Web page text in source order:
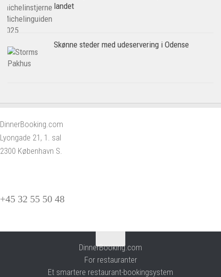
landet
Skønne steder med udeservering i Odense
DinnerBooking.com
Lyongade 21, 1. sal
2300 København S.
+45 32 55 50 48
DinnerBooking.com
For restauranter
Et smartere restaurant-bookingsystem